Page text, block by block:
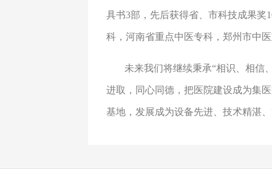
具书3部，先后获得省、市科技成果奖
科，河南省重点中医专科，郑州市中
未来我们将继续秉承“相识、相信
进取，同心同德，把医院建设成为集
基地，发展成为设备先进、技术精湛